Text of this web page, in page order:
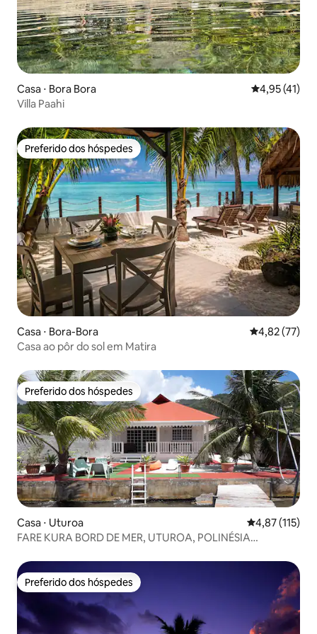
Casa ⋅ Bora Bora 4,95 de uma
4,95 (41)
Villa Paahi
Preferido dos hóspedes
Preferido dos hóspedes
Casa ⋅ Bora-Bora 4,82 de uma
4,82 (77)
Casa ao pôr do sol em Matira
Preferido dos hóspedes
Preferido dos hóspedes
Casa ⋅ Uturoa 4,87 de uma
4,87 (115)
FARE KURA BORD DE MER, UTUROA, POLINÉSIA
Preferido dos hóspedes
Preferido dos hóspedes